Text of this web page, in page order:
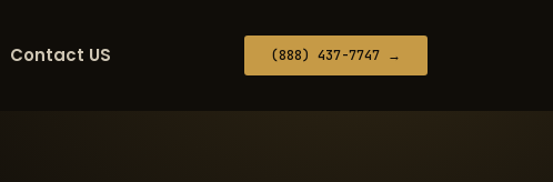
Contact US (888) 437-7747 →